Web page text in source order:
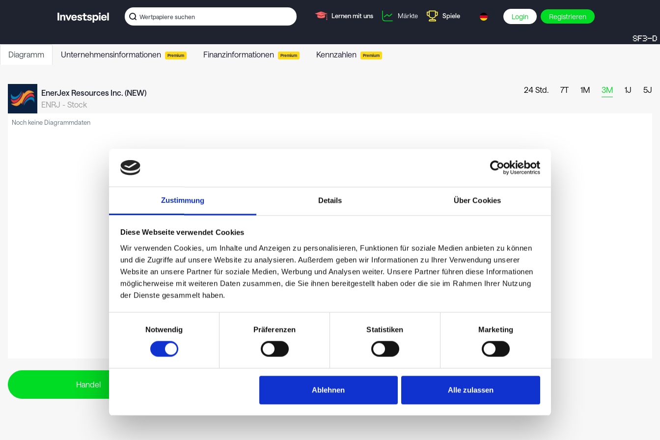
Zustimmung Details Über Cookies
Diese Webseite verwendet Cookies
Wir verwenden Cookies, um Inhalte und Anzeigen zu personalisieren, Funktionen für soziale Medien anbieten zu können
und die Zugriffe auf unsere Website zu analysieren. Außerdem geben wir Informationen zu Ihrer Verwendung unserer
Website an unsere Partner für soziale Medien, Werbung und Analysen weiter. Unsere Partner führen diese Informationen
möglicherweise mit weiteren Daten zusammen, die Sie ihnen bereitgestellt haben oder die sie im Rahmen Ihrer Nutzung
der Dienste gesammelt haben.
Notwendig
Präferenzen Statistiken Marketing
Ablehnen Alle zulassen
Lernen mit uns Märkte Spiele Login Registrieren
SF3-D
Diagramm Unternehmensinformationen Premium Finanzinformationen Premium Kennzahlen Premium
EnerJex Resources Inc. (NEW)
ENRJ - Stock
24 Std. 7T 1M 3M 1J 5J
Noch keine Diagrammdaten
Handel